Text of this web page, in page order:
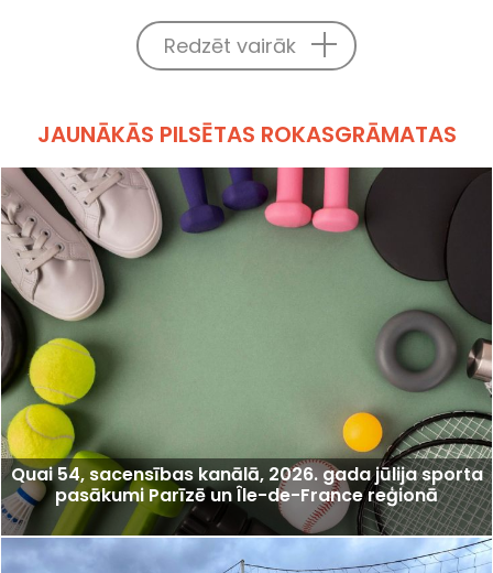
Redzēt vairāk
JAUNĀKĀS PILSĒTAS ROKASGRĀMATAS
Quai 54, sacensības kanālā, 2026. gada jūlija sporta
pasākumi Parīzē un Île-de-France reģionā